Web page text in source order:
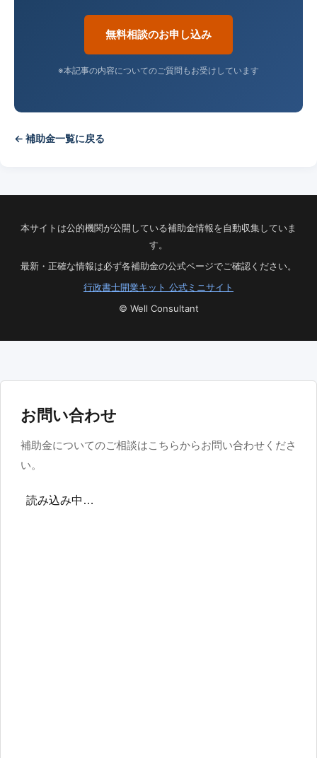
無料相談のお申し込み
※本記事の内容についてのご質問もお受けしています
← 補助金一覧に戻る
本サイトは公的機関が公開している補助金情報を自動収集していま
す。
最新・正確な情報は必ず各補助金の公式ページでご確認ください。
行政書士開業キット 公式ミニサイト
© Well Consultant
お問い合わせ
補助金についてのご相談はこちらからお問い合わせくださ
い。